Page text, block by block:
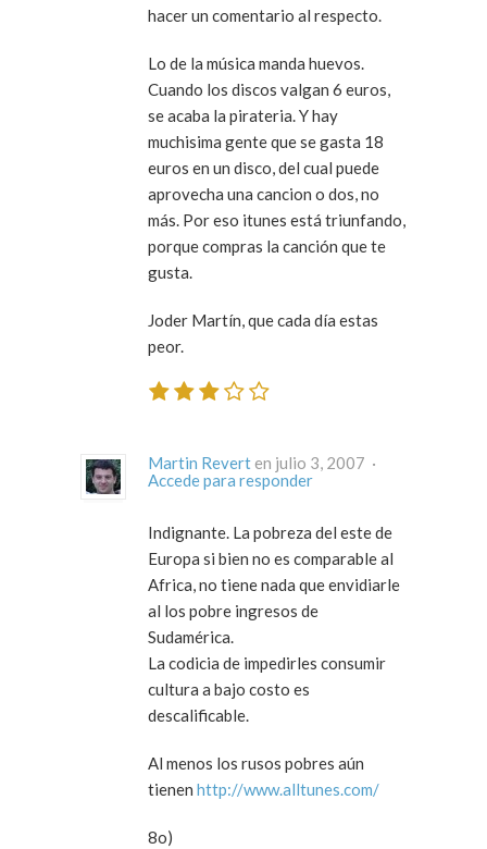
hacer un comentario al respecto.
Lo de la música manda huevos.
Cuando los discos valgan 6 euros,
se acaba la pirateria. Y hay
muchisima gente que se gasta 18
euros en un disco, del cual puede
aprovecha una cancion o dos, no
más. Por eso itunes está triunfando,
porque compras la canción que te
gusta.
Joder Martín, que cada día estas
peor.
Martin Revert
en julio 3, 2007 ·
Accede para responder
Indignante. La pobreza del este de
Europa si bien no es comparable al
Africa, no tiene nada que envidiarle
al los pobre ingresos de
Sudamérica.
La codicia de impedirles consumir
cultura a bajo costo es
descalificable.
Al menos los rusos pobres aún
tienen http://www.alltunes.com/
8o)